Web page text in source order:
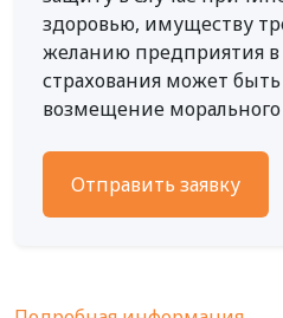
здоровью, имуществу
желанию предприятия в
страхования может
возмещение
Отправить заявку